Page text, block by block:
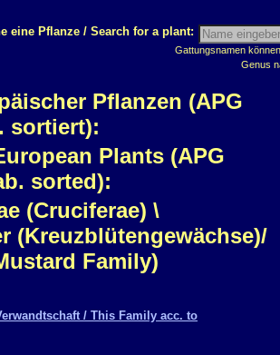
eine Pflanze / Search for a plant:
Gattungsnamen
Genus
Pflanzen (APG
sortiert):
Plants (APG
sorted):
(Cruciferae) \
(Kreuzblütengewächse)/
Family)
/ This Family acc. to